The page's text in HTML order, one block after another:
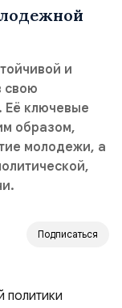
и
свою
Её ключевые
образом,
молодежи, а
Подписаться